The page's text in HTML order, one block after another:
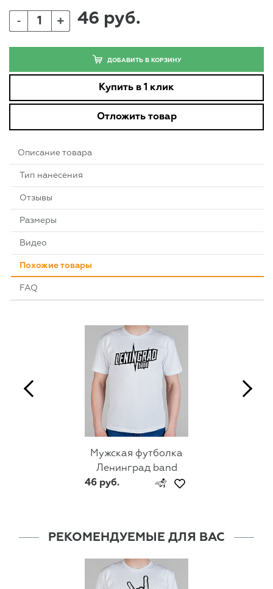
- + 46 руб.
ДОБАВИТЬ В КОРЗИНУ
Купить в 1 клик
Отложить товар
Описание товара
Тип нанесения
Отзывы
Размеры
Видео
Похожие товары
FAQ
Мужская футболка
Ленинград band
46 руб.
РЕКОМЕНДУЕМЫЕ ДЛЯ ВАС